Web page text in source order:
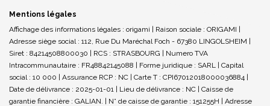
Mentions légales
Affichage des informations légales : origami | Raison sociale : ORIGAMI |
Adresse siège social : 112, Rue Du Maréchal Foch - 67380 LINGOLSHEIM |
Siret : 84214508800030 | RCS : STRASBOURG | Numero TVA
Intracommunautaire : FR48842145088 | Forme juridique : SARL | Capital
social : 10 000 | Assurance RCP : NC | Carte T : CPI67012018000036884 |
Date de délivrance : 2025-01-01 | Lieu de délivrance : NC | Caisse de
garantie financière : GALIAN. | N° de caisse de garantie : 151255H | Adresse